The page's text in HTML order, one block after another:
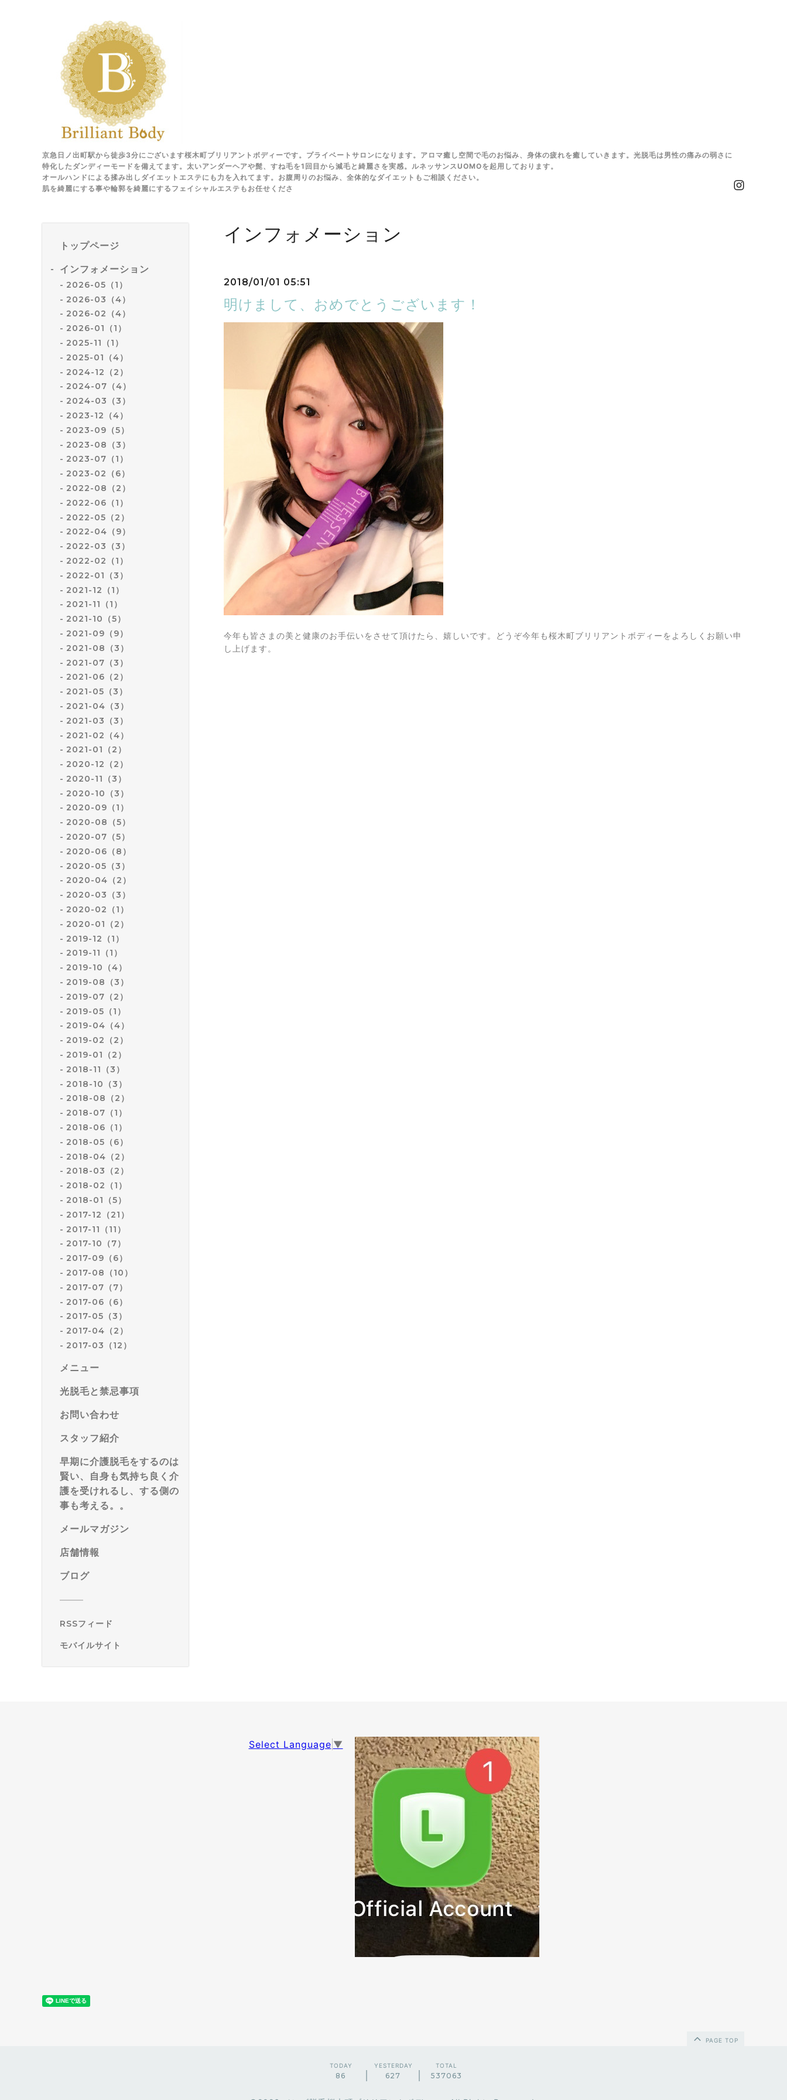
京急日ノ出町駅から徒歩3分にございます桜木町ブリリアントボディーです。プライベートサロンになります。アロマ癒し空間で毛のお悩み、身体の疲れを癒していきます。光脱毛は男性の痛みの弱さに
特化したダンディーモードを備えてます。太いアンダーヘアや髭、すね毛を1回目から減毛と綺麗さを実感。ルネッサンスUOMOを起用しております。
オールハンドによる揉み出しダイエットエステにも力を入れてます。お腹周りのお悩み、全体的なダイエットもご相談ください。
肌を綺麗にする事や輪郭を綺麗にするフェイシャルエステもお任せくださ
トップページ
インフォメーション
2026-05（1）
2026-03（4）
2026-02（4）
2026-01（1）
2025-11（1）
2025-01（4）
2024-12（2）
2024-07（4）
2024-03（3）
2023-12（4）
2023-09（5）
2023-08（3）
2023-07（1）
2023-02（6）
2022-08（2）
2022-06（1）
2022-05（2）
2022-04（9）
2022-03（3）
2022-02（1）
2022-01（3）
2021-12（1）
2021-11（1）
2021-10（5）
2021-09（9）
2021-08（3）
2021-07（3）
2021-06（2）
2021-05（3）
2021-04（3）
2021-03（3）
2021-02（4）
2021-01（2）
2020-12（2）
2020-11（3）
2020-10（3）
2020-09（1）
2020-08（5）
2020-07（5）
2020-06（8）
2020-05（3）
2020-04（2）
2020-03（3）
2020-02（1）
2020-01（2）
2019-12（1）
2019-11（1）
2019-10（4）
2019-08（3）
2019-07（2）
2019-05（1）
2019-04（4）
2019-02（2）
2019-01（2）
2018-11（3）
2018-10（3）
2018-08（2）
2018-07（1）
2018-06（1）
2018-05（6）
2018-04（2）
2018-03（2）
2018-02（1）
2018-01（5）
2017-12（21）
2017-11（11）
2017-10（7）
2017-09（6）
2017-08（10）
2017-07（7）
2017-06（6）
2017-05（3）
2017-04（2）
2017-03（12）
メニュー
光脱毛と禁忌事項
お問い合わせ
スタッフ紹介
早期に介護脱毛をするのは
賢い、自身も気持ち良く介
護を受けれるし、する側の
事も考える。。
メールマガジン
店舗情報
ブログ
RSSフィード
モバイルサイト
インフォメーション
2018/01/01 05:51
明けまして、おめでとうございます！
今年も皆さまの美と健康のお手伝いをさせて頂けたら、嬉しいです。どうぞ今年も桜木町ブリリアントボディーをよろしくお願い申
し上げます。
Select Language ▼
PAGE TOP
TODAY
86
YESTERDAY
627
TOTAL
537063